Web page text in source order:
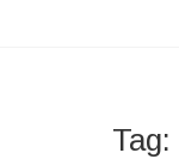
Tag: